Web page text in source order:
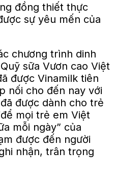
đồng thiết thực
sự yêu mến của
chương trình dinh
sữa Vươn cao Việt
được Vinamilk tiên
nối cho đến nay với
được dành cho trẻ
mọi trẻ em Việt
mỗi ngày” của
được đến người
nhận, trân trọng